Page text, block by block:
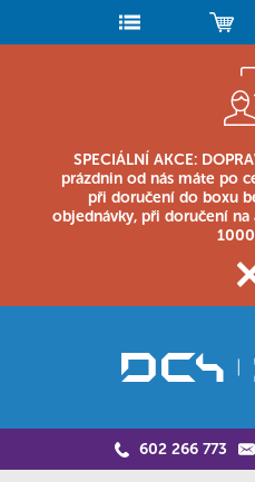
SPECIÁLNÍ AKCE:
prázdnin od nás máte po
při doručení do boxu
objednávky, při doručení
602 266 773